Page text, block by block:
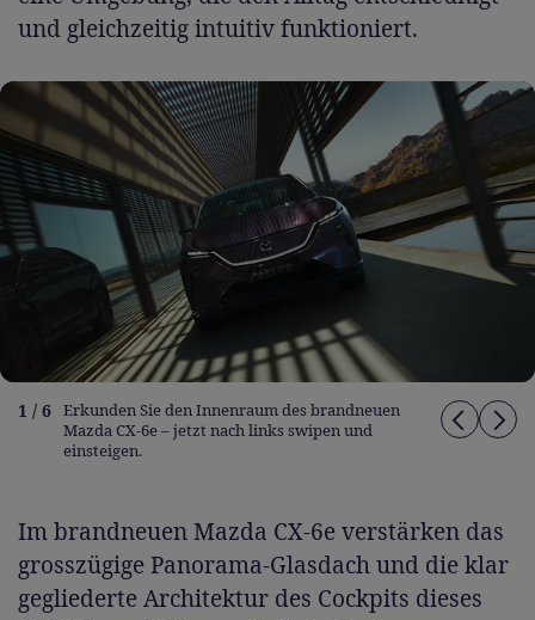
und gleichzeitig intuitiv funktioniert.
1 / 6 Erkunden Sie den Innenraum des brandneuen
Mazda CX-6e – jetzt nach links swipen und
einsteigen.
Im brandneuen Mazda CX-6e verstärken das
grosszügige Panorama-Glasdach und die klar
gegliederte Architektur des Cockpits dieses